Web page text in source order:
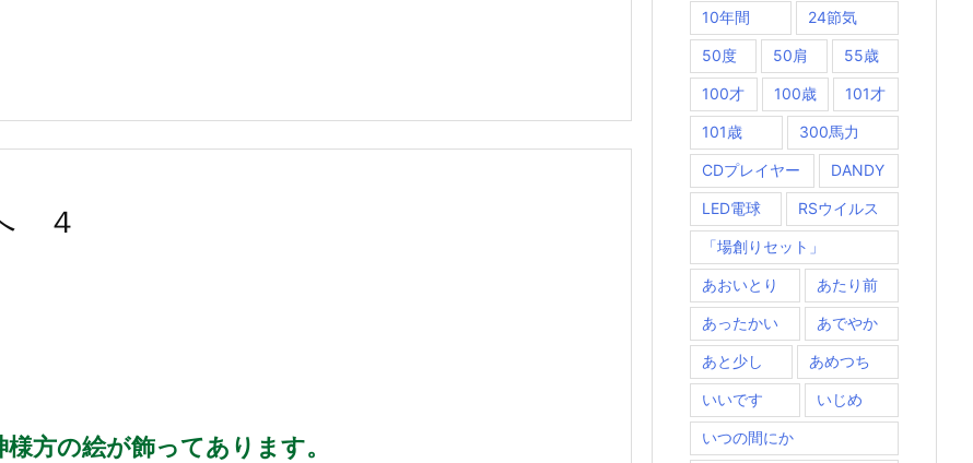
４
の絵が飾ってあります。
10年間 24節気
50度 50肩 55歳
100才 100歳 101才
101歳 300馬力
CDプレイヤー DANDY
LED電球 RSウイルス
「場創りセット」
あおいとり あたり前
あったかい あでやか
あと少し あめつち
いいです いじめ
いつの間にか